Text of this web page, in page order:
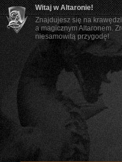
Witaj w Altaronie!
Znajdujesz się na
a magicznym Altaronem.
niesamowitą przygodę!